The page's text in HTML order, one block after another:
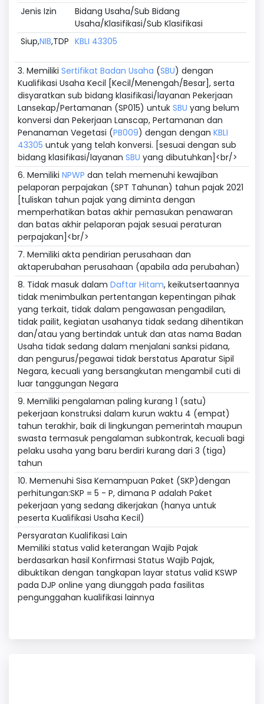
Jenis Izin
Bidang Usaha/Sub Bidang
Usaha/Klasifikasi/Sub Klasifikasi
Siup,NIB,TDP KBLI 43305
3. Memiliki Sertifikat Badan Usaha (SBU) dengan
Kualifikasi Usaha Kecil [Kecil/Menengah/Besar], serta
disyaratkan sub bidang klasifikasi/layanan Pekerjaan
Lansekap/Pertamanan (SP015) untuk SBU yang belum
konversi dan Pekerjaan Lanscap, Pertamanan dan
Penanaman Vegetasi (PB009) dengan dengan KBLI
43305 untuk yang telah konversi. [sesuai dengan sub
bidang klasifikasi/layanan SBU yang dibutuhkan]<br/>
6. Memiliki NPWP dan telah memenuhi kewajiban
pelaporan perpajakan (SPT Tahunan) tahun pajak 2021
[tuliskan tahun pajak yang diminta dengan
memperhatikan batas akhir pemasukan penawaran
dan batas akhir pelaporan pajak sesuai peraturan
perpajakan]<br/>
7. Memiliki akta pendirian perusahaan dan
aktaperubahan perusahaan (apabila ada perubahan)
8. Tidak masuk dalam Daftar Hitam, keikutsertaannya
tidak menimbulkan pertentangan kepentingan pihak
yang terkait, tidak dalam pengawasan pengadilan,
tidak pailit, kegiatan usahanya tidak sedang dihentikan
dan/atau yang bertindak untuk dan atas nama Badan
Usaha tidak sedang dalam menjalani sanksi pidana,
dan pengurus/pegawai tidak berstatus Aparatur Sipil
Negara, kecuali yang bersangkutan mengambil cuti di
luar tanggungan Negara
9. Memiliki pengalaman paling kurang 1 (satu)
pekerjaan konstruksi dalam kurun waktu 4 (empat)
tahun terakhir, baik di lingkungan pemerintah maupun
swasta termasuk pengalaman subkontrak, kecuali bagi
pelaku usaha yang baru berdiri kurang dari 3 (tiga)
tahun
10. Memenuhi Sisa Kemampuan Paket (SKP)dengan
perhitungan:SKP = 5 - P, dimana P adalah Paket
pekerjaan yang sedang dikerjakan (hanya untuk
peserta Kualifikasi Usaha Kecil)
Persyaratan Kualifikasi Lain
Memiliki status valid keterangan Wajib Pajak
berdasarkan hasil Konfirmasi Status Wajib Pajak,
dibuktikan dengan tangkapan layar status valid KSWP
pada DJP online yang diunggah pada fasilitas
pengunggahan kualifikasi lainnya